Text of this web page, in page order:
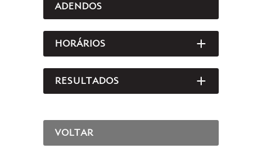
ADENDOS
HORÁRIOS
RESULTADOS
VOLTAR